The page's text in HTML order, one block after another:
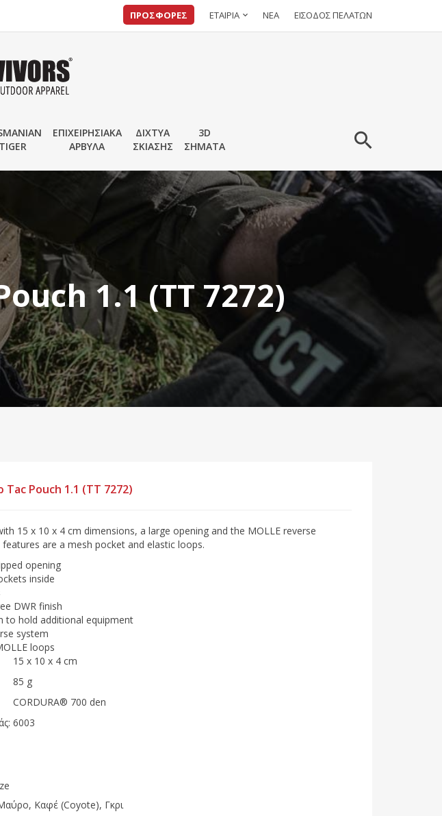
ΠΡΟΣΦΟΡΕΣ ΕΤΑΙΡΙΑ ΝΕΑ ΕΙΣΟΔΟΣ ΠΕΛΑΤΩΝ
TIGER
ΕΠΙΧΕΙΡΗΣΙΑΚΑ
ΑΡΒΥΛΑ
ΔΙΧΤΥΑ
ΣΚΙΑΣΗΣ
3D
ΣΗΜΑΤΑ
1.1 (TT 7272)
Pouch 1.1 (TT 7272)
15 x 10 x 4 cm dimensions, a large opening and the MOLLE reverse
features are a mesh pocket and elastic loops.
opening
inside
DWR finish
to hold additional equipment
system
loops
15 x 10 x 4 cm
85 g
CORDURA® 700 den
6003
Καφέ (Coyote), Γκρι